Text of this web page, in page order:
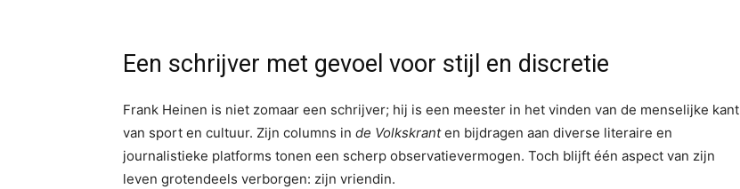
Een schrijver met gevoel voor stijl en discretie
Frank Heinen is niet zomaar een schrijver; hij is een meester in het vinden van de menselijke kant
van sport en cultuur. Zijn columns in de Volkskranten bijdragen aan diverse literaire en
journalistieke platforms tonen een scherp observatievermogen. Toch blijft één aspect van zijn
leven grotendeels verborgen: zijn vriendin.